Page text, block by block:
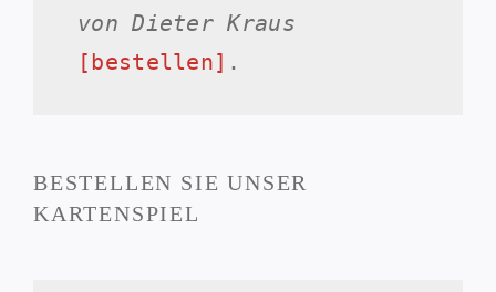
von Dieter Kraus
[bestellen] .
BESTELLEN SIE UNSER
KARTENSPIEL